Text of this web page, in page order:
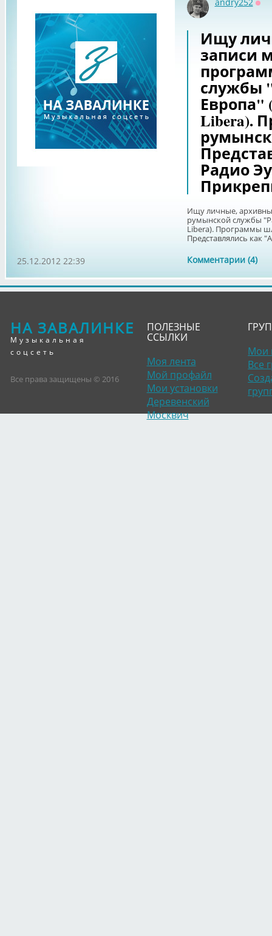
Ищу
записи
службы
Европа"
Libera).
Радио
Ищу личные,
румынской службы
Libera). Программы
Представлялись как
Комментарии (4)
25.12.2012 22:39
НА ЗАВАЛИНКЕ
Музыкальная
соцсеть
Все права защищены © 2016
ПОЛЕЗНЫЕ
ССЫЛКИ
Моя лента
Мой профайл
Мои установки
Деревенский
Москвич
Мои
Все